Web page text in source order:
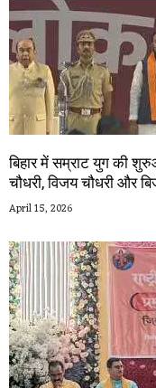
बिहार में सम्राट युग की
चौधरी, विजय चौधरी और
April 15, 2026